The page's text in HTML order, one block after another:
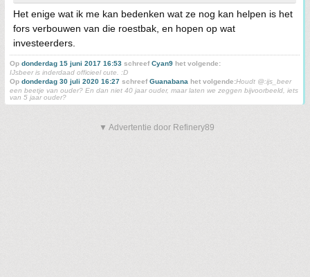
Het enige wat ik me kan bedenken wat ze nog kan helpen is het
fors verbouwen van die roestbak, en hopen op wat
investeerders.
Op donderdag 15 juni 2017 16:53 schreefCyan9 het volgende:
IJsbeer is inderdaad officieel cute. :D
Op donderdag 30 juli 2020 16:27 schreefGuanabana het volgende:Houdt @:ijs_beer
een beetje van ouder? En dan niet 40 jaar ouder, maar laten we zeggen bijvoorbeeld, iets
van 5 jaar ouder?
▼ Advertentie door Refinery89